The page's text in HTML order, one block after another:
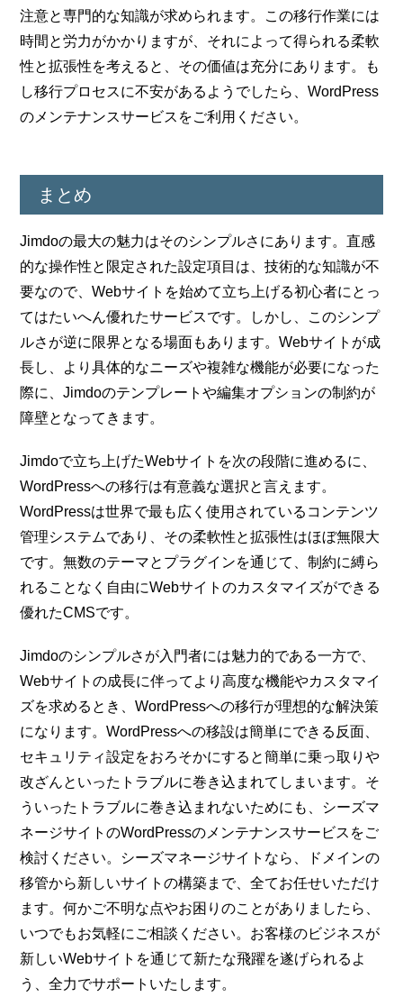
注意と専門的な知識が求められます。この移行作業には
時間と労力がかかりますが、それによって得られる柔軟
性と拡張性を考えると、その価値は充分にあります。も
し移行プロセスに不安があるようでしたら、WordPress
のメンテナンスサービスをご利用ください。
まとめ
Jimdoの最大の魅力はそのシンプルさにあります。直感
的な操作性と限定された設定項目は、技術的な知識が不
要なので、Webサイトを始めて立ち上げる初心者にとっ
てはたいへん優れたサービスです。しかし、このシンプ
ルさが逆に限界となる場面もあります。Webサイトが成
長し、より具体的なニーズや複雑な機能が必要になった
際に、Jimdoのテンプレートや編集オプションの制約が
障壁となってきます。
Jimdoで立ち上げたWebサイトを次の段階に進めるに、
WordPressへの移行は有意義な選択と言えます。
WordPressは世界で最も広く使用されているコンテンツ
管理システムであり、その柔軟性と拡張性はほぼ無限大
です。無数のテーマとプラグインを通じて、制約に縛ら
れることなく自由にWebサイトのカスタマイズができる
優れたCMSです。
Jimdoのシンプルさが入門者には魅力的である一方で、
Webサイトの成長に伴ってより高度な機能やカスタマイ
ズを求めるとき、WordPressへの移行が理想的な解決策
になります。WordPressへの移設は簡単にできる反面、
セキュリティ設定をおろそかにすると簡単に乗っ取りや
改ざんといったトラブルに巻き込まれてしまいます。そ
ういったトラブルに巻き込まれないためにも、シーズマ
ネージサイトのWordPressのメンテナンスサービスをご
検討ください。シーズマネージサイトなら、ドメインの
移管から新しいサイトの構築まで、全てお任せいただけ
ます。何かご不明な点やお困りのことがありましたら、
いつでもお気軽にご相談ください。お客様のビジネスが
新しいWebサイトを通じて新たな飛躍を遂げられるよ
う、全力でサポートいたします。